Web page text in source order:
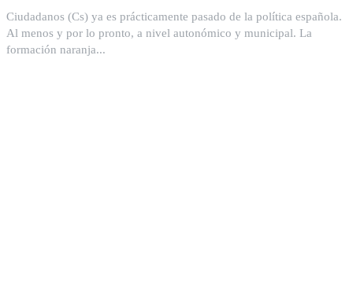
Ciudadanos (Cs) ya es prácticamente pasado de la política española.
Al menos y por lo pronto, a nivel autonómico y municipal. La
formación naranja...